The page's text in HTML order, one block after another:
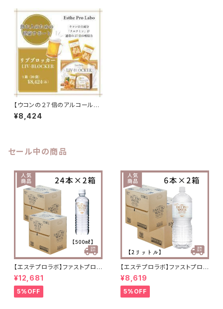
【ウコンの２７倍のアルコール分
解力】リブブロッカー1箱２０袋
【エステプロラボ】
¥8,424
セール中の商品
【エステプロラボ】ファストプロウ
ォーター 500ml(24本セット)
×2箱 送料無料
¥12,681
5%OFF
【エステプロラボ】ファストプロウ
ォーター 2ℓ(6本セット)×2箱
送料無料
¥8,619
5%OFF